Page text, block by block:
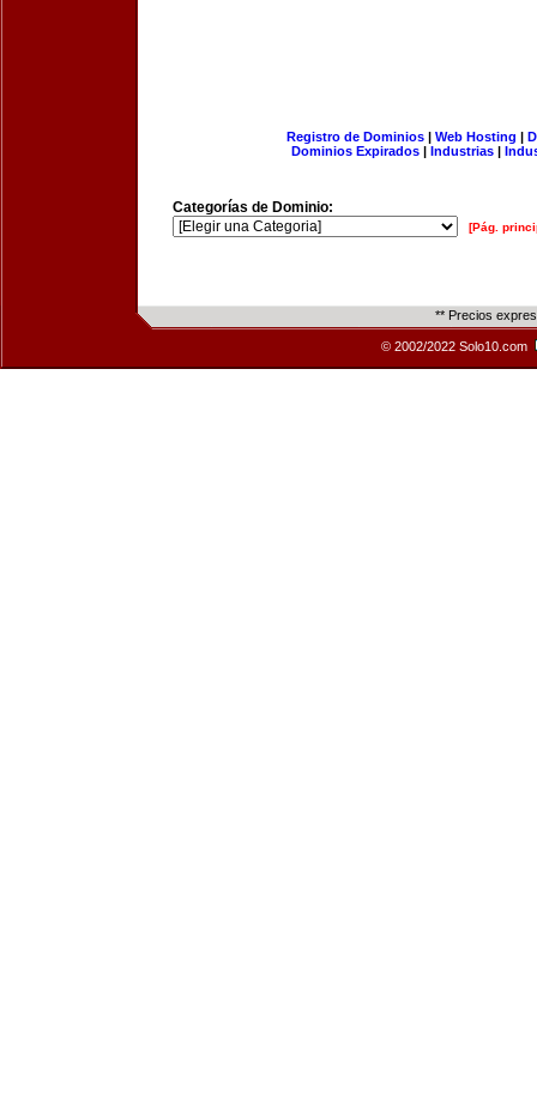
Registro de Dominios| Web Hosting |
Dominios Expirados | Industrias |
Categorías de Dominio:
[Pág.
** Precios
© 2002/2022 Solo10.com